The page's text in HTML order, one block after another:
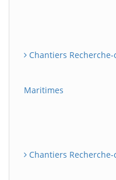
Chantiers
Maritimes
Chantiers